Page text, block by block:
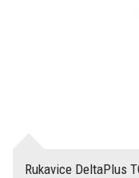
Rukavice DeltaPlus